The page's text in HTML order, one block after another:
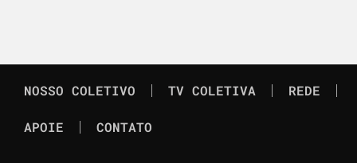
NOSSO COLETIVO TV COLETIVA REDE
APOIE CONTATO